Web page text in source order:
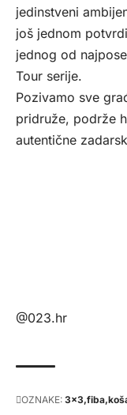
jedinstveni
još jednom
jednog od
Tour serije.
Pozivamo sve
pridruže, podrže
autentične
@023.hr
OZNAKE: 3x3 fiba